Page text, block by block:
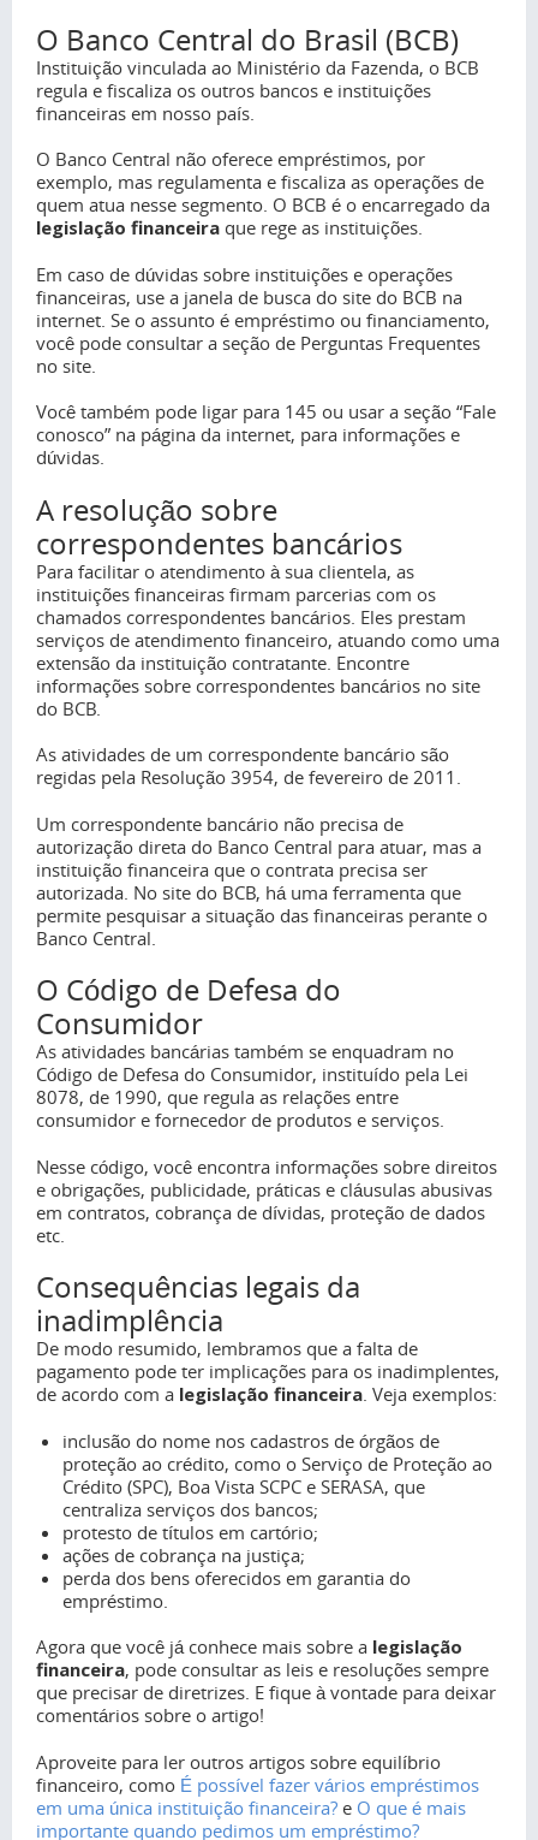
O Banco Central do Brasil (BCB)
Instituição vinculada ao Ministério da Fazenda, o BCB
regula e fiscaliza os outros bancos e instituições
financeiras em nosso país.
O Banco Central não oferece empréstimos, por
exemplo, mas regulamenta e fiscaliza as operações de
quem atua nesse segmento. O BCB é o encarregado da
legislação financeira que rege as instituições.
Em caso de dúvidas sobre instituições e operações
financeiras, use a janela de busca do site do BCB na
internet. Se o assunto é empréstimo ou financiamento,
você pode consultar a seção de Perguntas Frequentes
no site.
Você também pode ligar para 145 ou usar a seção “Fale
conosco” na página da internet, para informações e
dúvidas.
A resolução sobre
correspondentes bancários
Para facilitar o atendimento à sua clientela, as
instituições financeiras firmam parcerias com os
chamados correspondentes bancários. Eles prestam
serviços de atendimento financeiro, atuando como uma
extensão da instituição contratante. Encontre
informações sobre correspondentes bancários no site
do BCB.
As atividades de um correspondente bancário são
regidas pela Resolução 3954, de fevereiro de 2011.
Um correspondente bancário não precisa de
autorização direta do Banco Central para atuar, mas a
instituição financeira que o contrata precisa ser
autorizada. No site do BCB, há uma ferramenta que
permite pesquisar a situação das financeiras perante o
Banco Central.
O Código de Defesa do
Consumidor
As atividades bancárias também se enquadram no
Código de Defesa do Consumidor, instituído pela Lei
8078, de 1990, que regula as relações entre
consumidor e fornecedor de produtos e serviços.
Nesse código, você encontra informações sobre direitos
e obrigações, publicidade, práticas e cláusulas abusivas
em contratos, cobrança de dívidas, proteção de dados
etc.
Consequências legais da
inadimplência
De modo resumido, lembramos que a falta de
pagamento pode ter implicações para os inadimplentes,
de acordo com a legislação financeira. Veja exemplos:
inclusão do nome nos cadastros de órgãos de
proteção ao crédito, como o Serviço de Proteção ao
Crédito (SPC), Boa Vista SCPC e SERASA, que
centraliza serviços dos bancos;
protesto de títulos em cartório;
ações de cobrança na justiça;
perda dos bens oferecidos em garantia do
empréstimo.
Agora que você já conhece mais sobre a legislação
financeira, pode consultar as leis e resoluções sempre
que precisar de diretrizes. E fique à vontade para deixar
comentários sobre o artigo!
Aproveite para ler outros artigos sobre equilíbrio
financeiro, como É possível fazer vários empréstimos
em uma única instituição financeira? e O que é mais
importante quando pedimos um empréstimo?